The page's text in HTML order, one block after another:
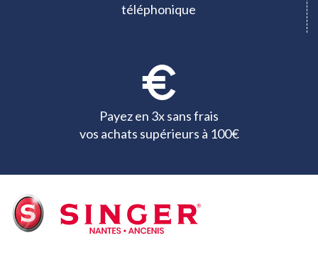
téléphonique
Payez en 3x sans frais
vos achats supérieurs à 100€